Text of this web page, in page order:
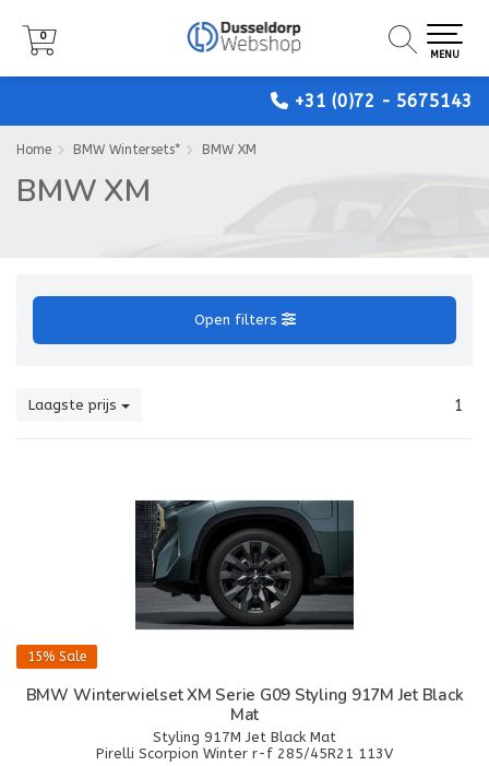
+31 (0)72 - 5675143
0
MENU
0
MENU
0
MENU
Home BMW Wintersets* BMW XM
BMW XM
Open filters
Laagste prijs 1
15% Sale
BMW Winterwielset XM Serie G09 Styling 917M Jet Black
Mat
Styling 917M Jet Black Mat
Pirelli Scorpion Winter r-f 285/45R21 113V